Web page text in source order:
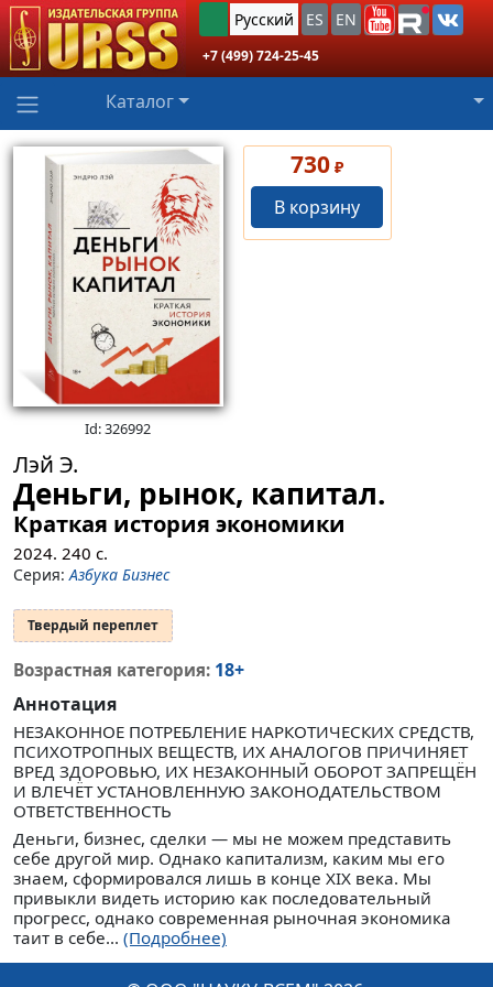
Русский ES EN
+7 (499) 724-25-45
Каталог
Id: 326992
730 ₽
В корзину
Лэй Э.
Деньги, рынок, капитал.
Краткая история экономики
2024. 240 с.
Серия:Азбука Бизнес
Твердый переплет
Возрастная категория: 18+
Аннотация
НЕЗАКОННОЕ ПОТРЕБЛЕНИЕ НАРКОТИЧЕСКИХ СРЕДСТВ,
ПСИХОТРОПНЫХ ВЕЩЕСТВ, ИХ АНАЛОГОВ ПРИЧИНЯЕТ
ВРЕД ЗДОРОВЬЮ, ИХ НЕЗАКОННЫЙ ОБОРОТ ЗАПРЕЩЁН
И ВЛЕЧЁТ УСТАНОВЛЕННУЮ ЗАКОНОДАТЕЛЬСТВОМ
ОТВЕТСТВЕННОСТЬ
Деньги, бизнес, сделки — мы не можем представить
себе другой мир. Однако капитализм, каким мы его
знаем, сформировался лишь в конце XIX века. Мы
привыкли видеть историю как последовательный
прогресс, однако современная рыночная экономика
таит в себе... (Подробнее)